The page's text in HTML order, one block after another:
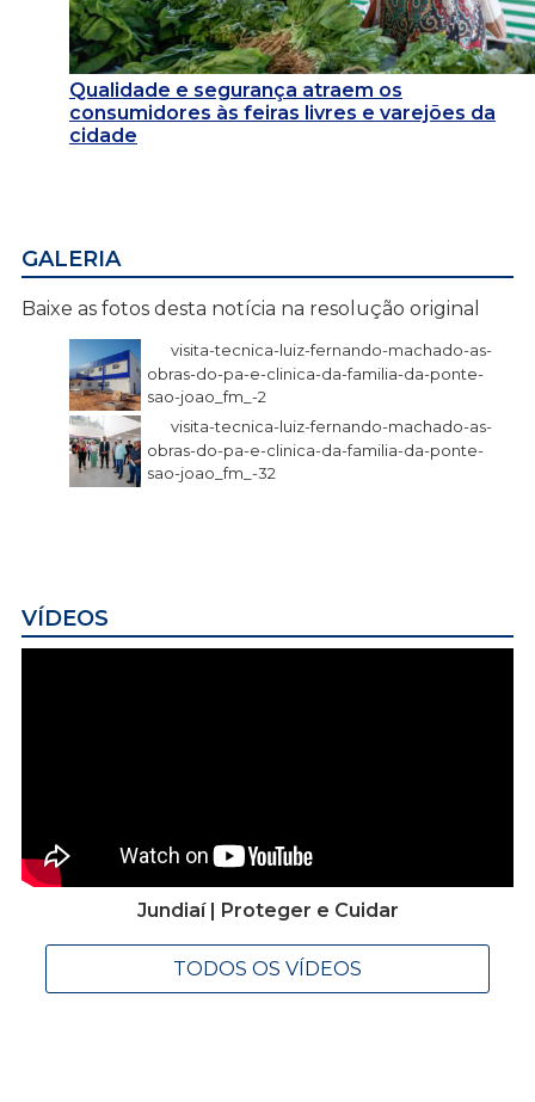
Qualidade e segurança atraem os
consumidores às feiras livres e varejões da
cidade
GALERIA
Baixe as fotos desta notícia na resolução original
visita-tecnica-luiz-fernando-machado-as-
obras-do-pa-e-clinica-da-familia-da-ponte-
sao-joao_fm_-2
visita-tecnica-luiz-fernando-machado-as-
obras-do-pa-e-clinica-da-familia-da-ponte-
sao-joao_fm_-32
VÍDEOS
Jundiaí | Proteger e Cuidar
TODOS OS VÍDEOS